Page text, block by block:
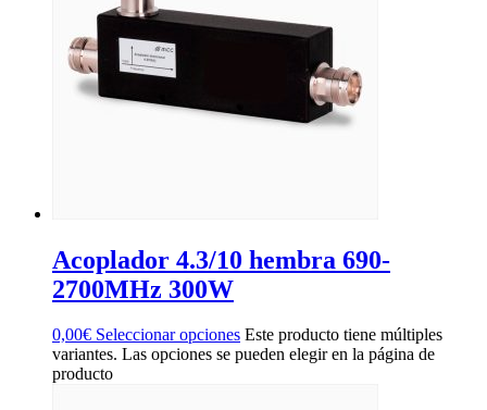
Acoplador 4.3/10 hembra 690-
2700MHz 300W
0,00€ Seleccionar opciones Este producto tiene múltiples
variantes. Las opciones se pueden elegir en la página de
producto